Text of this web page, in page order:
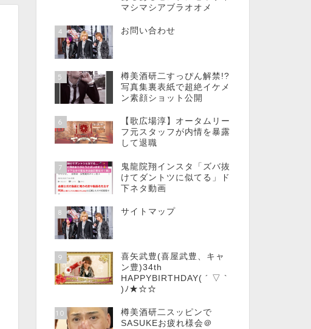
マシマシアブラオオメ
4 お問い合わせ
5
樽美酒研二すっぴん解禁!?
写真集裏表紙で超絶イケメ
ン素顔ショット公開
6
【歌広場淳】オータムリー
フ元スタッフが内情を暴露
して退職
7
鬼龍院翔インスタ「ズバ抜
けてダントツに似てる」ド
下ネタ動画
8 サイトマップ
9
喜矢武豊(喜屋武豊、キャ
ン豊)34th
HAPPYBIRTHDAY( ´ ▽ `
)ﾉ★☆☆
10
樽美酒研二スッピンで
SASUKEお疲れ様会＠